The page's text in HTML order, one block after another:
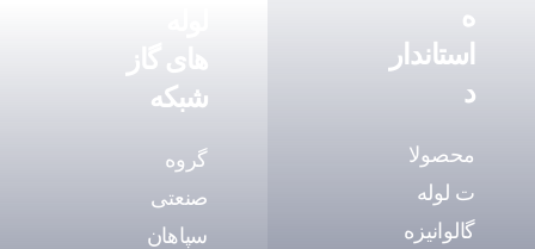
ه
استاندار
د
محصولا
ت لوله
گالوانیزه
شبکه
گروه
صنعتی
سپاهان